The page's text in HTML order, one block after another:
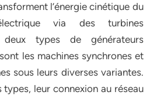
l’énergie cinétique du
via des turbines
deux types de générateurs
les machines synchrones et
sous leurs diverses variantes.
leur connexion au réseau